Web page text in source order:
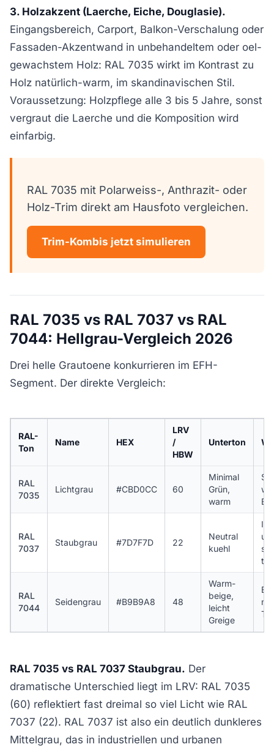
3. Holzakzent (Laerche, Eiche, Douglasie).
Eingangsbereich, Carport, Balkon-Verschalung oder
Fassaden-Akzentwand in unbehandeltem oder oel-
gewachstem Holz: RAL 7035 wirkt im Kontrast zu
Holz natürlich-warm, im skandinavischen Stil.
Voraussetzung: Holzpflege alle 3 bis 5 Jahre, sonst
vergraut die Laerche und die Komposition wird
einfarbig.
RAL 7035 mit Polarweiss-, Anthrazit- oder
Holz-Trim direkt am Hausfoto vergleichen.
Trim-Kombis jetzt simulieren
RAL 7035 vs RAL 7037 vs RAL
7044: Hellgrau-Vergleich 2026
Drei helle Grautoene konkurrieren im EFH-
Segment. Der direkte Vergleich:
RAL-
Ton
Name HEX
LRV
/
HBW
Unterton
RAL
7035
Lichtgrau #CBD0CC 60
Minimal
Grün,
warm
RAL
7037
Staubgrau #7D7F7D 22
Neutral
kuehl
RAL
7044
Seidengrau #B9B9A8 48
Warm-
beige,
leicht
Greige
RAL 7035 vs RAL 7037 Staubgrau. Der
dramatische Unterschied liegt im LRV: RAL 7035
(60) reflektiert fast dreimal so viel Licht wie RAL
7037 (22). RAL 7037 ist also ein deutlich dunkleres
Mittelgrau, das in industriellen und urbanen